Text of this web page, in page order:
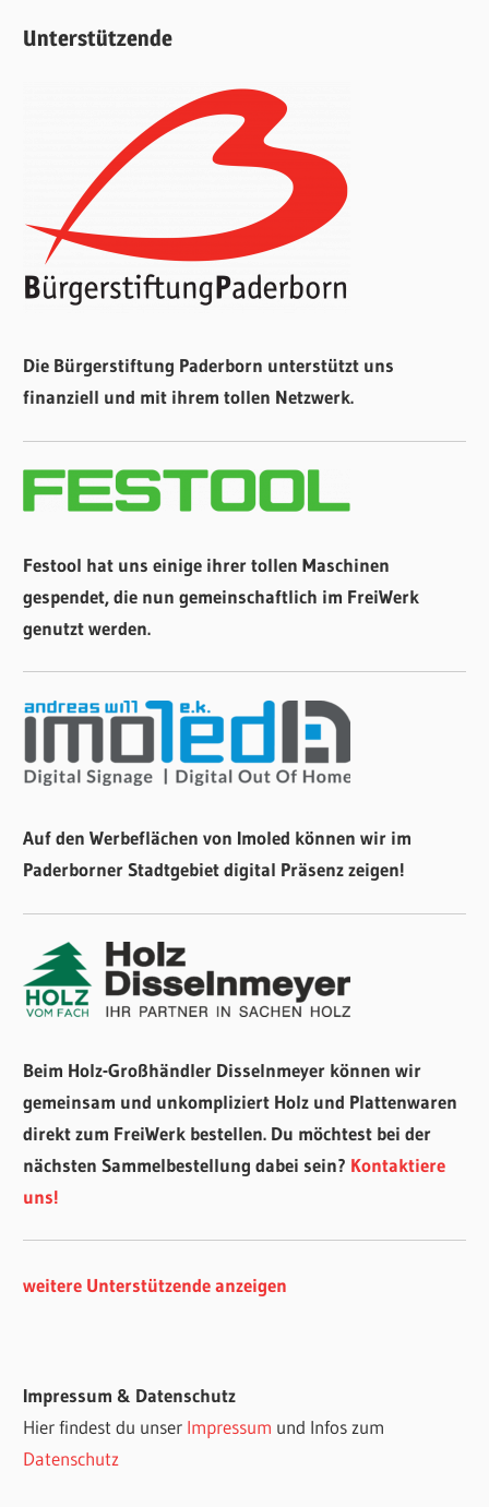
Unterstützende
Die Bürgerstiftung Paderborn unterstützt uns
finanziell und mit ihrem tollen Netzwerk.
Festool hat uns einige ihrer tollen Maschinen
gespendet, die nun gemeinschaftlich im FreiWerk
genutzt werden.
Auf den Werbeflächen von Imoled können wir im
Paderborner Stadtgebiet digital Präsenz zeigen!
Beim Holz-Großhändler Disselnmeyer können wir
gemeinsam und unkompliziert Holz und Plattenwaren
direkt zum FreiWerk bestellen. Du möchtest bei der
nächsten Sammelbestellung dabei sein? Kontaktiere
uns!
weitere Unterstützende anzeigen
Impressum & Datenschutz
Hier findest du unser Impressum und Infos zum
Datenschutz